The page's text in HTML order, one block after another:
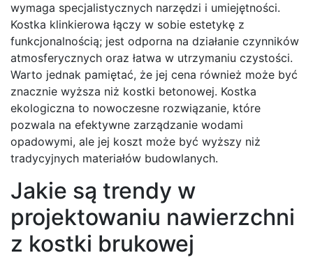
wymaga specjalistycznych narzędzi i umiejętności.
Kostka klinkierowa łączy w sobie estetykę z
funkcjonalnością; jest odporna na działanie czynników
atmosferycznych oraz łatwa w utrzymaniu czystości.
Warto jednak pamiętać, że jej cena również może być
znacznie wyższa niż kostki betonowej. Kostka
ekologiczna to nowoczesne rozwiązanie, które
pozwala na efektywne zarządzanie wodami
opadowymi, ale jej koszt może być wyższy niż
tradycyjnych materiałów budowlanych.
Jakie są trendy w
projektowaniu nawierzchni
z kostki brukowej